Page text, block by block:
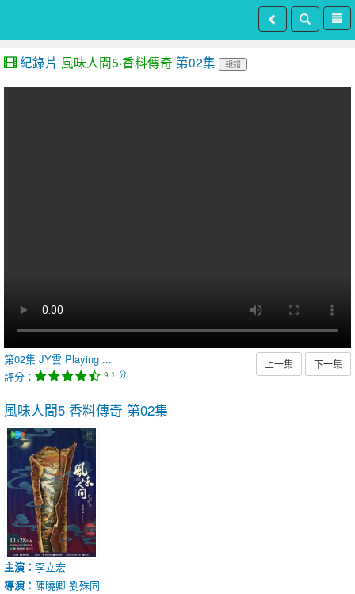
紀錄片 風味人間5·香料傳奇 第02集 報錯
第02集 JY雲 Playing ...
評分：
9.1 分
上一集 下一集
風味人間5·香料傳奇 第02集
主演： 李立宏
導演： 陳曉卿 劉殊同